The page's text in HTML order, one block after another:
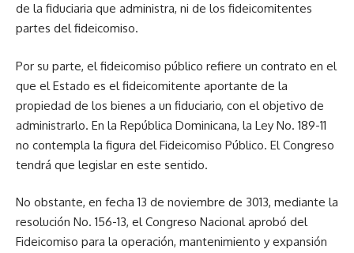
de la fiducia­ria que administra, ni de los fi­deicomitentes
partes del fidei­comiso.
Por su parte, el fideicomi­so público refiere un contra­to en el
que el Estado es el fi­deicomitente aportante de la
propiedad de los bienes a un fiduciario, con el objetivo de
administrarlo. En la República Dominicana, la Ley No. 189-11
no contempla la figura del Fideicomiso Público. El Con­greso
tendrá que legislar en este sentido.
No obstante, en fecha 13 de noviembre de 3013, median­te la
resolución No. 156-13, el Congreso Nacional aprobó del
Fideicomiso para la operación, mantenimiento y expansión